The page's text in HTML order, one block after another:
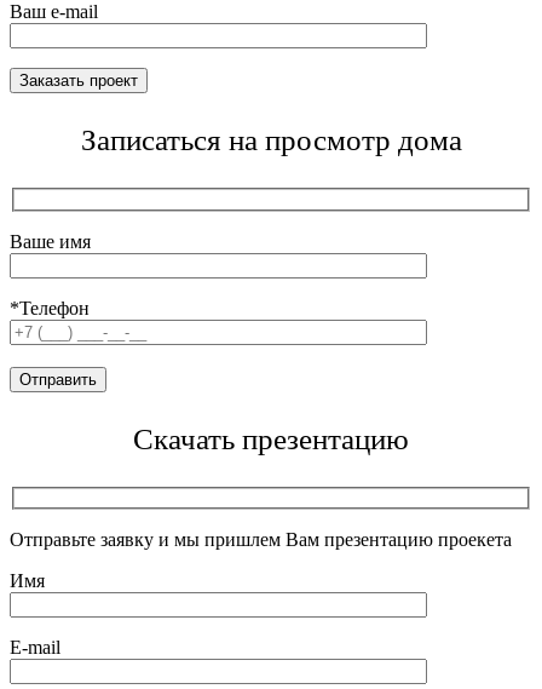
Ваш e-mail
Записаться на просмотр дома
Ваше имя
*Телефон
Скачать презентацию
Отправьте заявку и мы пришлем Вам презентацию проекета
Имя
E-mail